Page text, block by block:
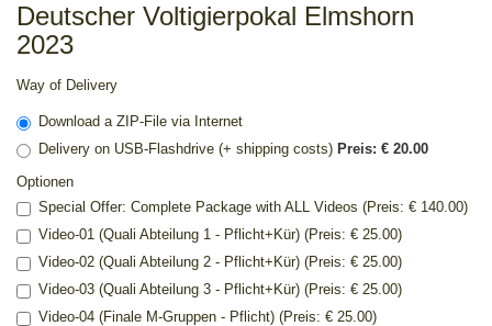
Deutscher Voltigierpokal Elmshorn
2023
Way of Delivery
Download a ZIP-File via Internet
Delivery on USB-Flashdrive (+ shipping costs) Preis: € 20.00
Optionen
Special Offer: Complete Package with ALL Videos (Preis: € 140.00)
Video-01 (Quali Abteilung 1 - Pflicht+Kür) (Preis: € 25.00)
Video-02 (Quali Abteilung 2 - Pflicht+Kür) (Preis: € 25.00)
Video-03 (Quali Abteilung 3 - Pflicht+Kür) (Preis: € 25.00)
Video-04 (Finale M-Gruppen - Pflicht) (Preis: € 25.00)